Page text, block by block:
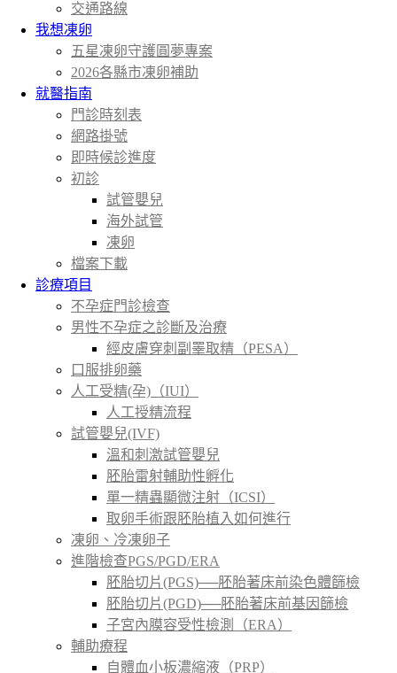
交通路線
我想凍卵
五星凍卵守護圓夢專案
2026各縣市凍卵補助
就醫指南
門診時刻表
網路掛號
即時候診進度
初診
試管嬰兒
海外試管
凍卵
檔案下載
診療項目
不孕症門診檢查
男性不孕症之診斷及治療
經皮膚穿刺副睪取精（PESA）
口服排卵藥
人工受精(孕)（IUI）
人工授精流程
試管嬰兒(IVF)
溫和刺激試管嬰兒
胚胎雷射輔助性孵化
單一精蟲顯微注射（ICSI）
取卵手術跟胚胎植入如何進行
凍卵、冷凍卵子
進階檢查PGS/PGD/ERA
胚胎切片(PGS)──胚胎著床前染色體篩檢
胚胎切片(PGD)──胚胎著床前基因篩檢
子宮內膜容受性檢測（ERA）
輔助療程
自體血小板濃縮液（PRP）